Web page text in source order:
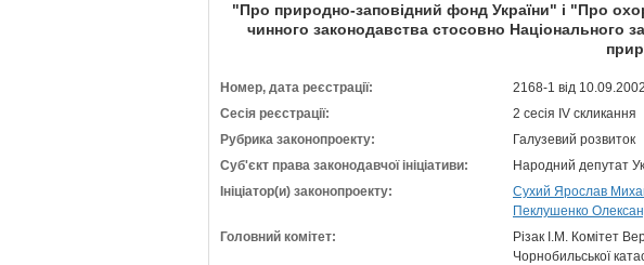
"Про природно-заповідний фонд України" і "Про
чинного законодавства стосовно Національного
Номер, дата реєстрації:
2168-1 від 10.09.2002
Сесія реєстрації:
2 сесія IV скликання
Рубрика законопроекту:
Галузевий розвиток
Суб'єкт права законодавчої ініціативи:
Народний депутат
Ініціатор(и) законопроекту:
Сухий Ярослав
Пеклушенко
Головний комітет:
Різак І.М. Комітет
Чорнобильської